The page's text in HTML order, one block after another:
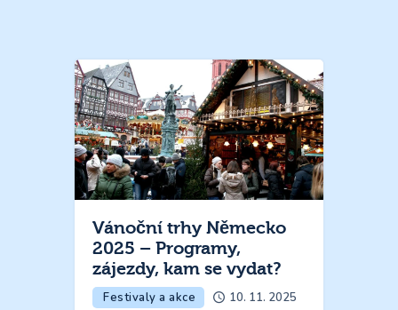
Vánoční trhy Německo
2025 – Programy,
zájezdy, kam se vydat?
Festivaly a akce 10. 11. 2025